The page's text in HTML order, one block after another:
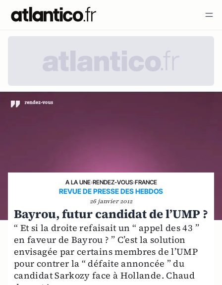
A LA UNE›RENDEZ-VOUS›FRANCE
REVUE DE PRESSE DES HEBDOS
26 janvier 2012
Bayrou, futur candidat de l’UMP ?
“ Et si la droite refaisait un “ appel des 43 ”
en faveur de Bayrou ? ” C’est la solution
envisagée par certains membres de l’UMP
pour contrer la “ défaite annoncée ” du
candidat Sarkozy face à Hollande. Chaud